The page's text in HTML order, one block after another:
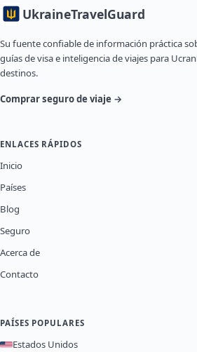
UkraineTravelGuard
Su fuente confiable de información práctica
guías de visa e inteligencia de viajes para
destinos.
Comprar seguro de viaje →
ENLACES RÁPIDOS
Inicio
Países
Blog
Seguro
Acerca de
Contacto
PAÍSES POPULARES
Estados Unidos